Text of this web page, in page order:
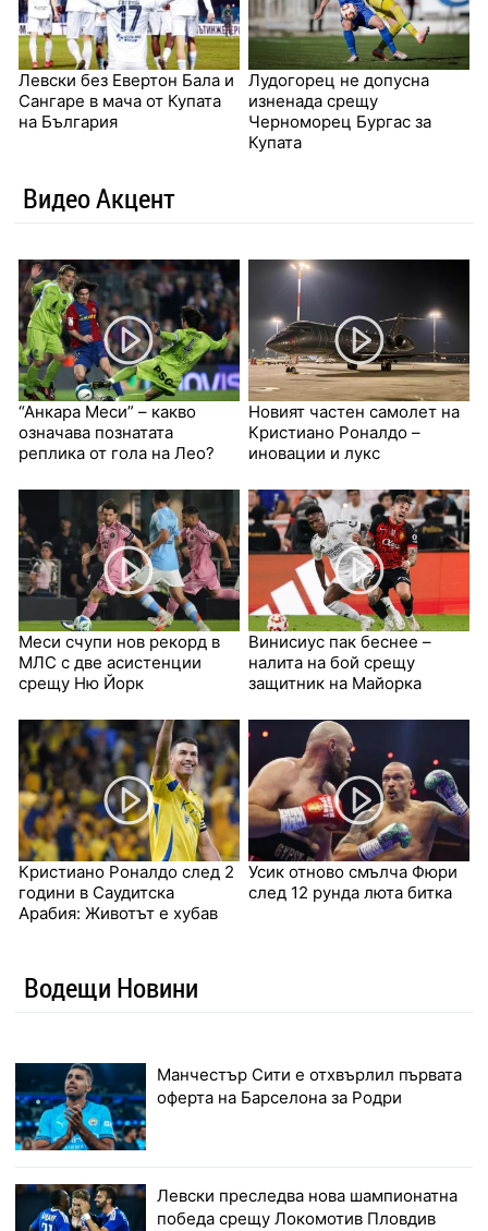
Левски без Евертон Бала и
Сангаре в мача от Купата
на България
Лудогорец не допусна
изненада срещу
Черноморец Бургас за
Купата
Видео Акцент
“Анкара Меси” – какво
означава познатата
реплика от гола на Лео?
Новият частен самолет на
Кристиано Роналдо –
иновации и лукс
Меси счупи нов рекорд в
МЛС с две асистенции
срещу Ню Йорк
Винисиус пак беснее –
налита на бой срещу
защитник на Майорка
Кристиано Роналдо след 2
години в Саудитска
Арабия: Животът е хубав
Усик отново смълча Фюри
след 12 рунда люта битка
Водещи Новини
Манчестър Сити е отхвърлил първата
оферта на Барселона за Родри
Левски преследва нова шампионатна
победа срещу Локомотив Пловдив